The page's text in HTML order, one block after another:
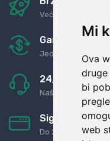
Mi
Ova
bi
web
Već za nekoliko
Garancija u
Jednostavno
24/7 odlična
Naši agenti uvijek
Sigurno
Do 24 rata bez